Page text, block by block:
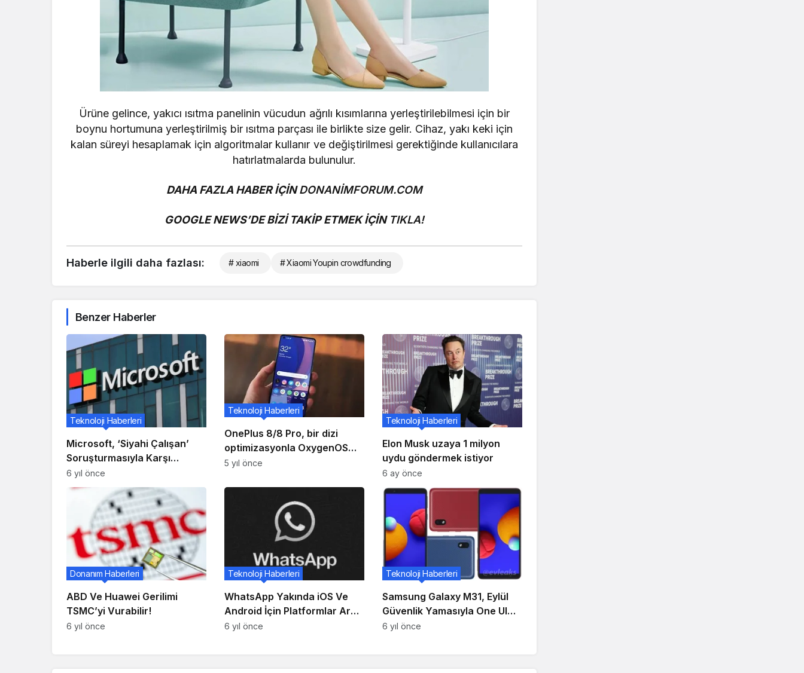
Ürüne gelince, yakıcı ısıtma panelinin vücudun ağrılı kısımlarına yerleştirilebilmesi için bir
boynu hortumuna yerleştirilmiş bir ısıtma parçası ile birlikte size gelir. Cihaz, yakı keki için
kalan süreyi hesaplamak için algoritmalar kullanır ve değiştirilmesi gerektiğinde kullanıcılara
hatırlatmalarda bulunulur.
DAHA FAZLA HABER İÇİNDONANİMFORUM.COM
GOOGLE NEWS’DE BİZİ TAKİP ETMEK İÇİN TIKLA!
Haberle ilgili daha fazlası: # xiaomi # Xiaomi Youpin crowdfunding
Benzer Haberler
Microsoft, ‘Siyahi Çalışan’
Soruşturmasıyla Karşı
Karşıya!
Teknoloji Haberleri
6 yıl önce
OnePlus 8/8 Pro, bir dizi
optimizasyonla OxygenOS
Açık Beta 6 güncellemesini
Teknoloji Haberleri
5 yıl önce
Elon Musk uzaya 1 milyon
uydu göndermek istiyor
Teknoloji Haberleri
6 ay önce
ABD Ve Huawei Gerilimi
TSMC’yi Vurabilir!
Donanım Haberleri
6 yıl önce
WhatsApp Yakında iOS Ve
Android İçin Platformlar Arası
Sohbet Senkronizasyonunu
Teknoloji Haberleri
6 yıl önce
Samsung Galaxy M31, Eylül
Güvenlik Yamasıyla One UI
Core 2.1 Güncellemesi Aldı
Teknoloji Haberleri
6 yıl önce